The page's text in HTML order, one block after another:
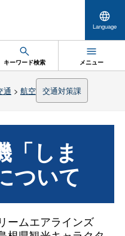
Language
キーワード検索 メニュー
通 > 航空 交通対策課
「しま
ついて
ームエアラインズ